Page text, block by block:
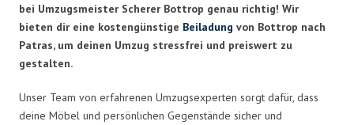
bei Umzugsmeister Scherer Bottrop genau richtig! Wir
bieten dir eine kostengünstige Beiladung von Bottrop nach
Patras, um deinen Umzug stressfrei und preiswert zu
gestalten.
Unser Team von erfahrenen Umzugsexperten sorgt dafür, dass
deine Möbel und persönlichen Gegenstände sicher und